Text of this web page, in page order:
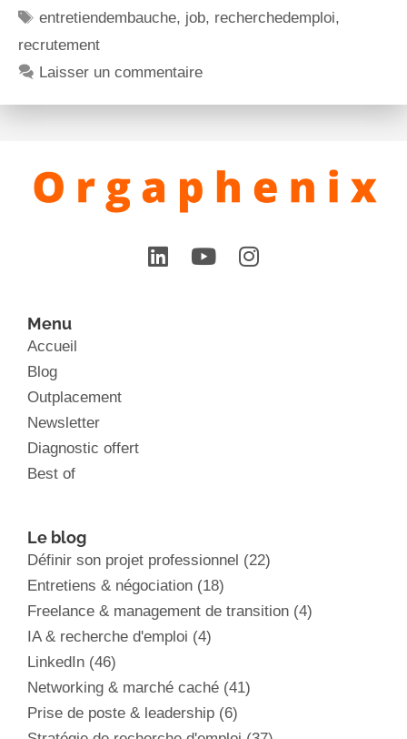
entretiendembauche, job, recherchedemploi,
recrutement
Laisser un commentaire
Menu
Accueil
Blog
Outplacement
Newsletter
Diagnostic offert
Best of
Le blog
Définir son projet professionnel (22)
Entretiens & négociation (18)
Freelance & management de transition (4)
IA & recherche d'emploi (4)
LinkedIn (46)
Networking & marché caché (41)
Prise de poste & leadership (6)